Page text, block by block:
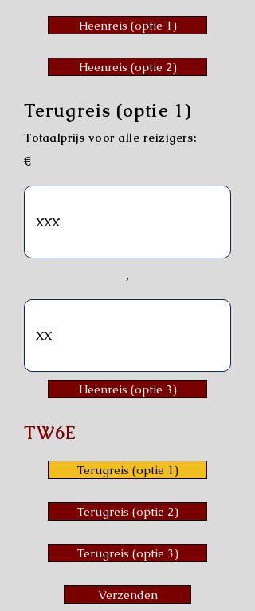
Heenreis (optie 1)
Heenreis (optie 2)
Terugreis (optie 1)
Totaalprijs voor alle reizigers:
€
,
Heenreis (optie 3)
TW6E
Terugreis (optie 1)
Terugreis (optie 2)
Terugreis (optie 3)
Verzenden